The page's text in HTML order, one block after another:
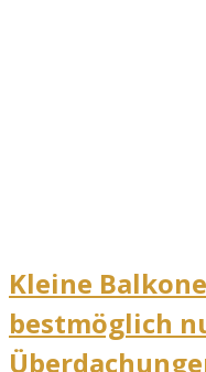
Kleine
bestmöglich